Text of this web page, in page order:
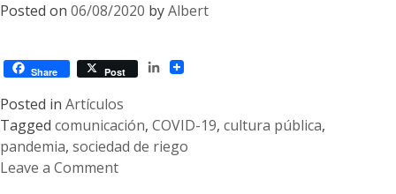
comunicación
postcovid
Posted on 06/08/2020 byAlbert
Share Post
LinkedIn
Posted in Artículos
Tagged comunicación, COVID-19, cultura pública,
pandemia, sociedad de riego
Leave a Comment